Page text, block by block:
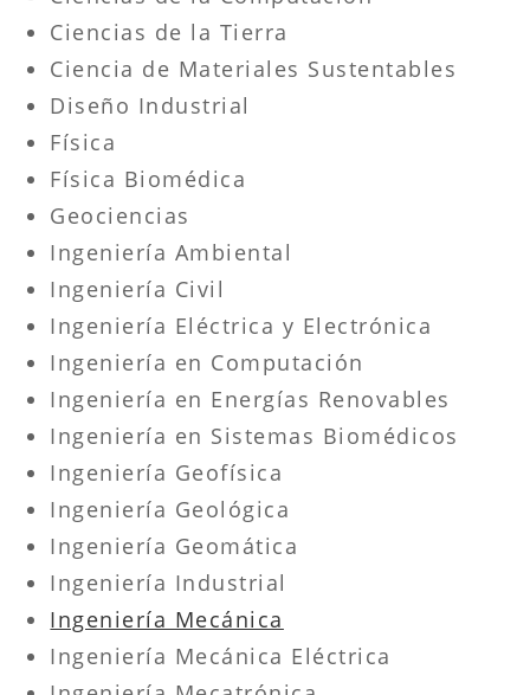
Ciencias de la Tierra
Ciencia de Materiales Sustentables
Diseño Industrial
Física
Física Biomédica
Geociencias
Ingeniería Ambiental
Ingeniería Civil
Ingeniería Eléctrica y Electrónica
Ingeniería en Computación
Ingeniería en Energías Renovables
Ingeniería en Sistemas Biomédicos
Ingeniería Geofísica
Ingeniería Geológica
Ingeniería Geomática
Ingeniería Industrial
Ingeniería Mecánica
Ingeniería Mecánica Eléctrica